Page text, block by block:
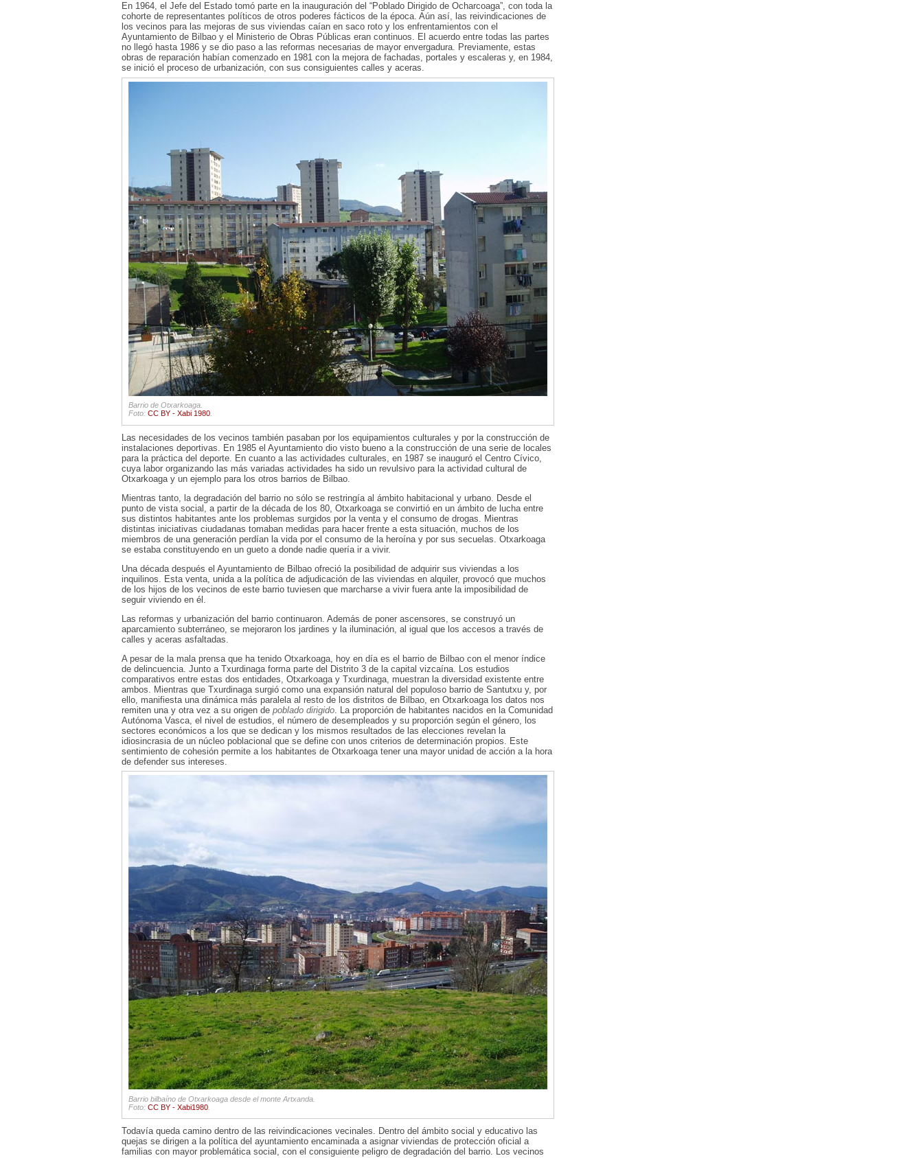
En 1964, el Jefe del Estado tomó parte en la inauguración del “Poblado Dirigido de Ocharcoaga”, con toda la
cohorte de representantes políticos de otros poderes fácticos de la época. Aún así, las reivindicaciones de
los vecinos para las mejoras de sus viviendas caían en saco roto y los enfrentamientos con el
Ayuntamiento de Bilbao y el Ministerio de Obras Públicas eran continuos. El acuerdo entre todas las partes
no llegó hasta 1986 y se dio paso a las reformas necesarias de mayor envergadura. Previamente, estas
obras de reparación habían comenzado en 1981 con la mejora de fachadas, portales y escaleras y, en 1984,
se inició el proceso de urbanización, con sus consiguientes calles y aceras.
Barrio de Otxarkoaga.
Foto: CC BY - Xabi 1980
Las necesidades de los vecinos también pasaban por los equipamientos culturales y por la construcción de
instalaciones deportivas. En 1985 el Ayuntamiento dio visto bueno a la construcción de una serie de locales
para la práctica del deporte. En cuanto a las actividades culturales, en 1987 se inauguró el Centro Cívico,
cuya labor organizando las más variadas actividades ha sido un revulsivo para la actividad cultural de
Otxarkoaga y un ejemplo para los otros barrios de Bilbao.
Mientras tanto, la degradación del barrio no sólo se restringía al ámbito habitacional y urbano. Desde el
punto de vista social, a partir de la década de los 80, Otxarkoaga se convirtió en un ámbito de lucha entre
sus distintos habitantes ante los problemas surgidos por la venta y el consumo de drogas. Mientras
distintas iniciativas ciudadanas tomaban medidas para hacer frente a esta situación, muchos de los
miembros de una generación perdían la vida por el consumo de la heroína y por sus secuelas. Otxarkoaga
se estaba constituyendo en un gueto a donde nadie quería ir a vivir.
Una década después el Ayuntamiento de Bilbao ofreció la posibilidad de adquirir sus viviendas a los
inquilinos. Esta venta, unida a la política de adjudicación de las viviendas en alquiler, provocó que muchos
de los hijos de los vecinos de este barrio tuviesen que marcharse a vivir fuera ante la imposibilidad de
seguir viviendo en él.
Las reformas y urbanización del barrio continuaron. Además de poner ascensores, se construyó un
aparcamiento subterráneo, se mejoraron los jardines y la iluminación, al igual que los accesos a través de
calles y aceras asfaltadas.
A pesar de la mala prensa que ha tenido Otxarkoaga, hoy en día es el barrio de Bilbao con el menor índice
de delincuencia. Junto a Txurdinaga forma parte del Distrito 3 de la capital vizcaína. Los estudios
comparativos entre estas dos entidades, Otxarkoaga y Txurdinaga, muestran la diversidad existente entre
ambos. Mientras que Txurdinaga surgió como una expansión natural del populoso barrio de Santutxu y, por
ello, manifiesta una dinámica más paralela al resto de los distritos de Bilbao, en Otxarkoaga los datos nos
remiten una y otra vez a su origen de poblado dirigido . La proporción de habitantes nacidos en la Comunidad
Autónoma Vasca, el nivel de estudios, el número de desempleados y su proporción según el género, los
sectores económicos a los que se dedican y los mismos resultados de las elecciones revelan la
idiosincrasia de un núcleo poblacional que se define con unos criterios de determinación propios. Este
sentimiento de cohesión permite a los habitantes de Otxarkoaga tener una mayor unidad de acción a la hora
de defender sus intereses.
Barrio bilbaíno de Otxarkoaga desde el monte Artxanda.
Foto: CC BY - Xabi1980
Todavía queda camino dentro de las reivindicaciones vecinales. Dentro del ámbito social y educativo las
quejas se dirigen a la política del ayuntamiento encaminada a asignar viviendas de protección oficial a
familias con mayor problemática social, con el consiguiente peligro de degradación del barrio. Los vecinos